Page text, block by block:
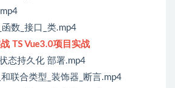
数_接口_类.mp4
TS Vue3.0项目实战
态持久化 部署.mp4
联合类型_装饰器_断言.mp4